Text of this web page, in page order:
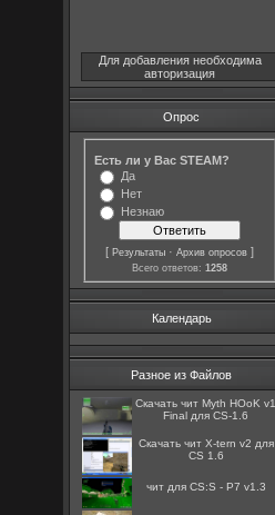
Для добавления необходима
авторизация
Опрос
Есть ли у Вас STEAM?
Да
Нет
Незнаю
[Результаты ·Архив опросов ]
Всего ответов:1258
Календарь
Разное из Файлов
Скачать чит Myth HОоK v1
Final для CS-1.6
Скачать чит X-tern v2 для
CS 1.6
чит для CS:S - P7 v1.3